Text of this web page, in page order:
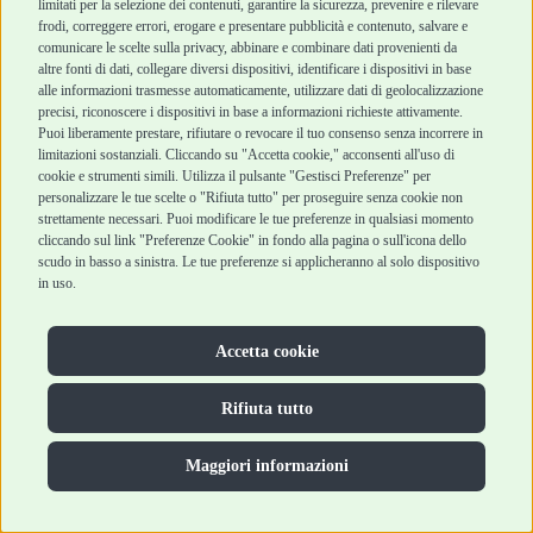
limitati per la selezione dei contenuti, garantire la sicurezza, prevenire e rilevare
frodi, correggere errori, erogare e presentare pubblicità e contenuto, salvare e
comunicare le scelte sulla privacy, abbinare e combinare dati provenienti da
altre fonti di dati, collegare diversi dispositivi, identificare i dispositivi in base
alle informazioni trasmesse automaticamente, utilizzare dati di geolocalizzazione
precisi, riconoscere i dispositivi in base a informazioni richieste attivamente.
Puoi liberamente prestare, rifiutare o revocare il tuo consenso senza incorrere in
limitazioni sostanziali. Cliccando su "Accetta cookie," acconsenti all'uso di
cookie e strumenti simili. Utilizza il pulsante "Gestisci Preferenze" per
personalizzare le tue scelte o "Rifiuta tutto" per proseguire senza cookie non
strettamente necessari. Puoi modificare le tue preferenze in qualsiasi momento
cliccando sul link "Preferenze Cookie" in fondo alla pagina o sull'icona dello
scudo in basso a sinistra. Le tue preferenze si applicheranno al solo dispositivo
in uso.
Accetta cookie
Rifiuta tutto
Maggiori informazioni
Assistenza Robinson
Pet Shop
Offerte
Promozioni
Recensioni Feedaty
pagamento
Recesso e Reso
Spedizioni
Robinson Pet Shop S.r.l.
Via V. Giovanni Schiaparelli, 21 – 47122 Forlì (FC)
P.iva 04095130409 | REA: FO 329541
info@robinsonpetshop.it | Tel. 0543 096850
Copyright © 2025 Robinsonpetshop.it s.r.l. – Tutti i diritti
Privacy Policy|Cookie Policy
Contatta la nostra Veterinaria